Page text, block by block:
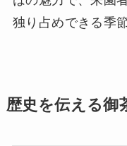
独り占めできる季
歴史を伝える御